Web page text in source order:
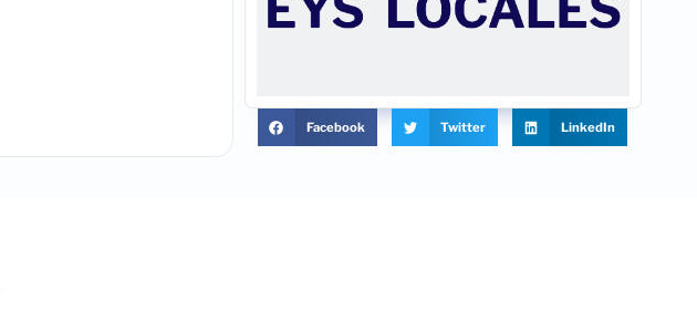
Facebook Twitter LinkedIn